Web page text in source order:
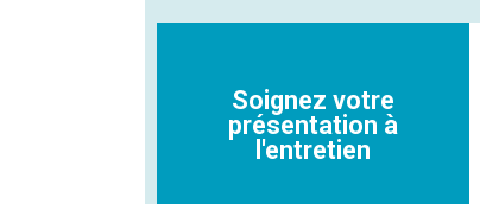
Soignez votre
présentation à
l'entretien​